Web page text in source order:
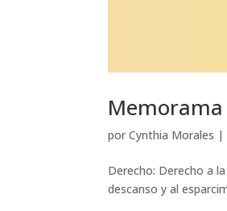
porCynthia Morales |
Derecho: Derecho a
descanso y al